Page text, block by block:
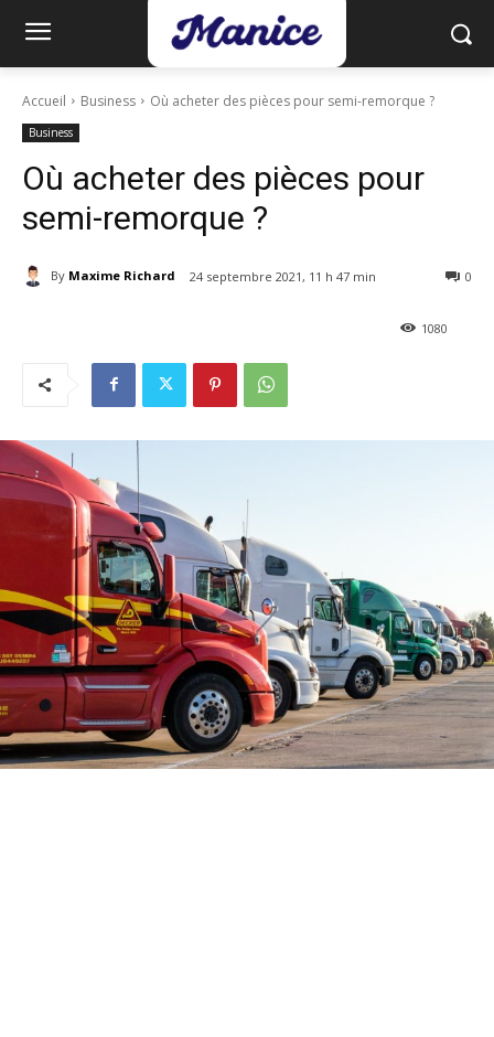
Accueil Business Où acheter des pièces pour semi-remorque ?
Business
Où acheter des pièces pour
semi-remorque ?
By Maxime Richard 24 septembre 2021, 11 h 47 min 0
1080